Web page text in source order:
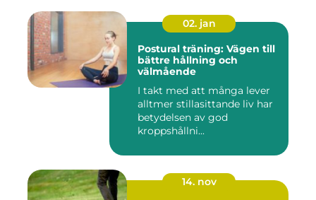
02. jan
Postural träning: Vägen till
bättre hållning och
välmående
I takt med att många lever
alltmer stillasittande liv har
betydelsen av god
kroppshållni...
14. nov